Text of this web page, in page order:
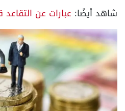
شاهد أيضًا: عبارات عن